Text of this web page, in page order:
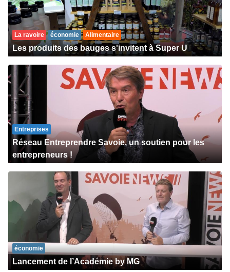
La ravoire économie Alimentaire
Les produits des bauges s'invitent à Super U
Entreprises
Réseau Entreprendre Savoie, un soutien pour les
entrepreneurs !
économie
Lancement de l’Académie by MG